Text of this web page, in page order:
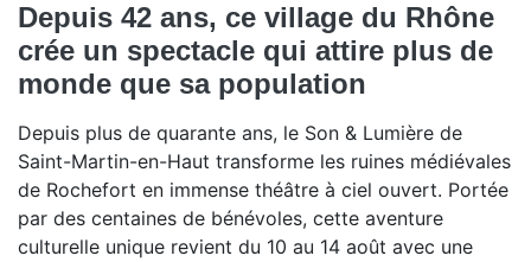
Depuis 42 ans, ce village du Rhône
crée un spectacle qui attire plus de
monde que sa population
Depuis plus de quarante ans, le Son & Lumière de
Saint-Martin-en-Haut transforme les ruines médiévales
de Rochefort en immense théâtre à ciel ouvert. Portée
par des centaines de bénévoles, cette aventure
culturelle unique revient du 10 au 14 août avec une